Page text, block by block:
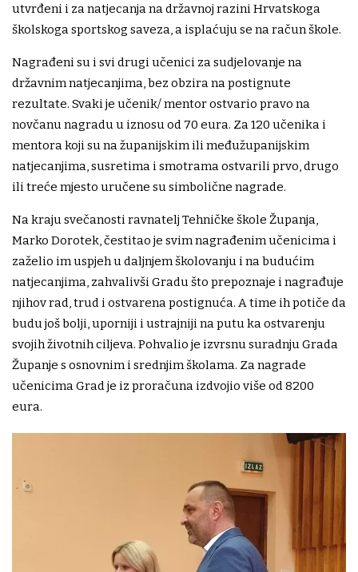
utvrđeni i za natjecanja na državnoj razini Hrvatskoga
školskoga sportskog saveza, a isplaćuju se na račun škole.
Nagrađeni su i svi drugi učenici za sudjelovanje na
državnim natjecanjima, bez obzira na postignute
rezultate. Svaki je učenik/ mentor ostvario pravo na
novčanu nagradu u iznosu od 70 eura. Za 120 učenika i
mentora koji su na županijskim ili međužupanijskim
natjecanjima, susretima i smotrama ostvarili prvo, drugo
ili treće mjesto uručene su simbolične nagrade.
Na kraju svečanosti ravnatelj Tehničke škole Županja,
Marko Dorotek, čestitao je svim nagrađenim učenicima i
zaželio im uspjeh u daljnjem školovanju i na budućim
natjecanjima, zahvalivši Gradu što prepoznaje i nagrađuje
njihov rad, trud i ostvarena postignuća. A time ih potiče da
budu još bolji, uporniji i ustrajniji na putu ka ostvarenju
svojih životnih ciljeva. Pohvalio je izvrsnu suradnju Grada
Županje s osnovnim i srednjim školama. Za nagrade
učenicima Grad je iz proračuna izdvojio više od 8200
eura.